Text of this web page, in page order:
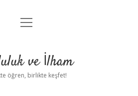
Anasayfa
Yasal Uyarı
menüyü
ve İlham
öğren, birlikte keşfet!